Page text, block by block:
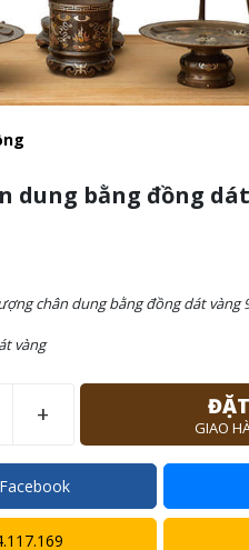
dung bằng đồng
chân dung bằng đồng dát vàng
vàng
+ GIAO